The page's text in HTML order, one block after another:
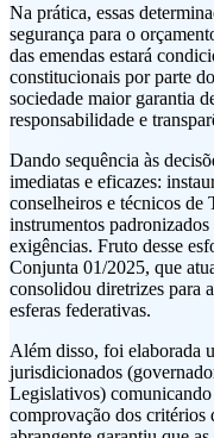
Na prática, essas
segurança para o
das emendas estará
constitucionais por parte
sociedade maior garantia
responsabilidade e
Dando sequência às
imediatas e eficazes:
conselheiros e técnicos de
instrumentos
exigências. Fruto desse
Conjunta 01/2025, que
consolidou diretrizes para
esferas federativas.
Além disso, foi elaborada
jurisdicionados
Legislativos) comunicando
comprovação dos critérios